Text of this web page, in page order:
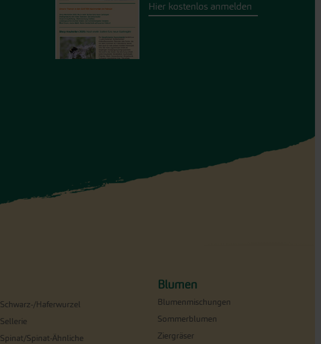
Hier kostenlos anmelden
Schwarz-/Haferwurzel
Sellerie
Spinat/Spinat-Ähnliche
Blumen
Blumenmischungen
Sommerblumen
Ziergräser